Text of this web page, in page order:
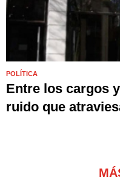
POLÍTICA
Entre los cargos
ruido que